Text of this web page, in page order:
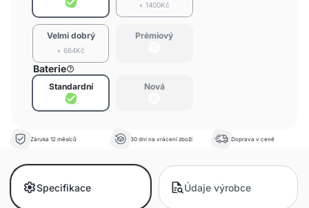
+ 1400Kč
Velmi dobrý
+ 664Kč
Prémiový
Baterie
Standardní Nová
Záruka 12 měsíců 30 dní na vrácení zboží Doprava v ceně
Specifikace Údaje výrobce